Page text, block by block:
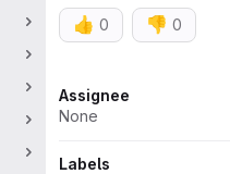
👍 0 👎 0
Attributes
Assignee
None
Labels